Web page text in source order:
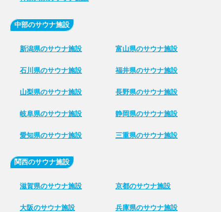
中部のサウナ施設
新潟県のサウナ施設 富山県のサウナ施設
石川県のサウナ施設 福井県のサウナ施設
山梨県のサウナ施設 長野県のサウナ施設
岐阜県のサウナ施設 静岡県のサウナ施設
愛知県のサウナ施設 三重県のサウナ施設
関西のサウナ施設
滋賀県のサウナ施設 京都のサウナ施設
大阪のサウナ施設 兵庫県のサウナ施設